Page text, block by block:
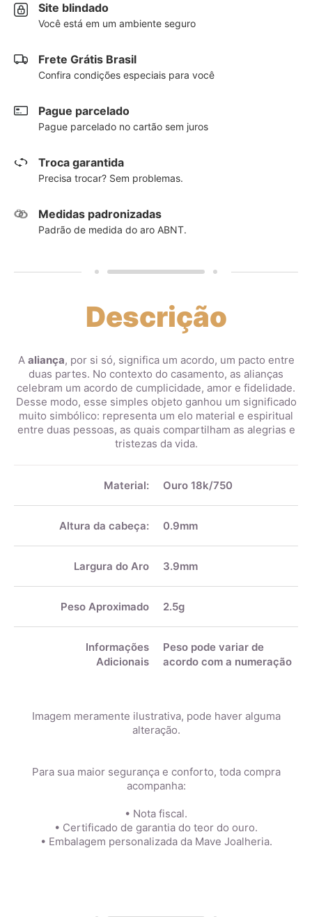
Site blindado
Você está em um ambiente seguro
Frete Grátis Brasil
Confira condições especiais para você
Pague parcelado
Pague parcelado no cartão sem juros
Troca garantida
Precisa trocar? Sem problemas.
Medidas padronizadas
Padrão de medida do aro ABNT.
Descrição
A aliança, por si só, significa um acordo, um pacto entre
duas partes. No contexto do casamento, as alianças
celebram um acordo de cumplicidade, amor e fidelidade.
Desse modo, esse simples objeto ganhou um significado
muito simbólico: representa um elo material e espiritual
entre duas pessoas, as quais compartilham as alegrias e
tristezas da vida.
Material: Ouro 18k/750
Altura da cabeça: 0.9mm
Largura do Aro 3.9mm
Peso Aproximado 2.5g
Informações
Adicionais
Peso pode variar de
acordo com a numeração
Imagem meramente ilustrativa, pode haver alguma
alteração.
Para sua maior segurança e conforto, toda compra
acompanha:
• Nota fiscal.
• Certificado de garantia do teor do ouro.
• Embalagem personalizada da Mave Joalheria.